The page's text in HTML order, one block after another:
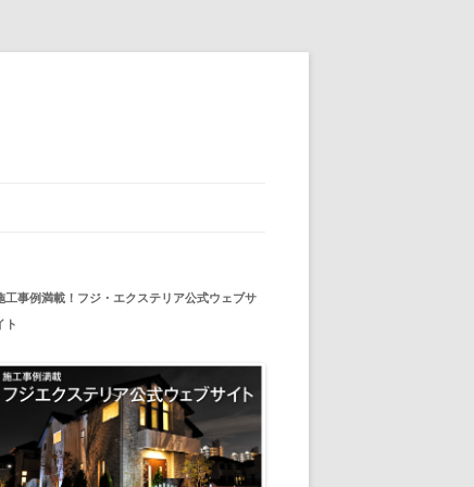
工事例満載！フジ・エクステリア公式ウェブサ
ト